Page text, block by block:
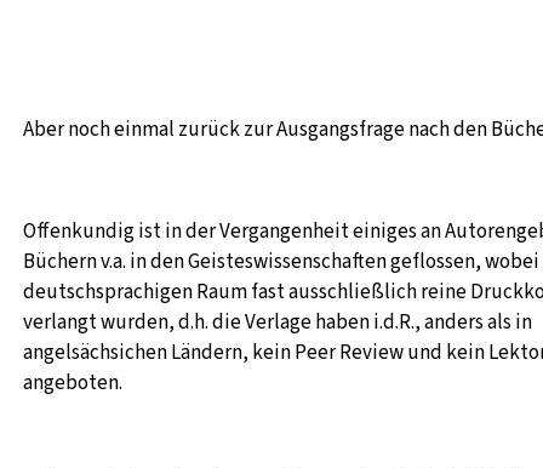
Aber noch einmal zurück zur Ausgangsfrage nach den
Offenkundig ist in der Vergangenheit einiges an
Büchern v.a. in den Geisteswissenschaften geflossen,
deutschsprachigen Raum fast ausschließlich reine
verlangt wurden, d.h. die Verlage haben i.d.R., anders als in
angelsächsichen Ländern, kein Peer Review und kein
angeboten.